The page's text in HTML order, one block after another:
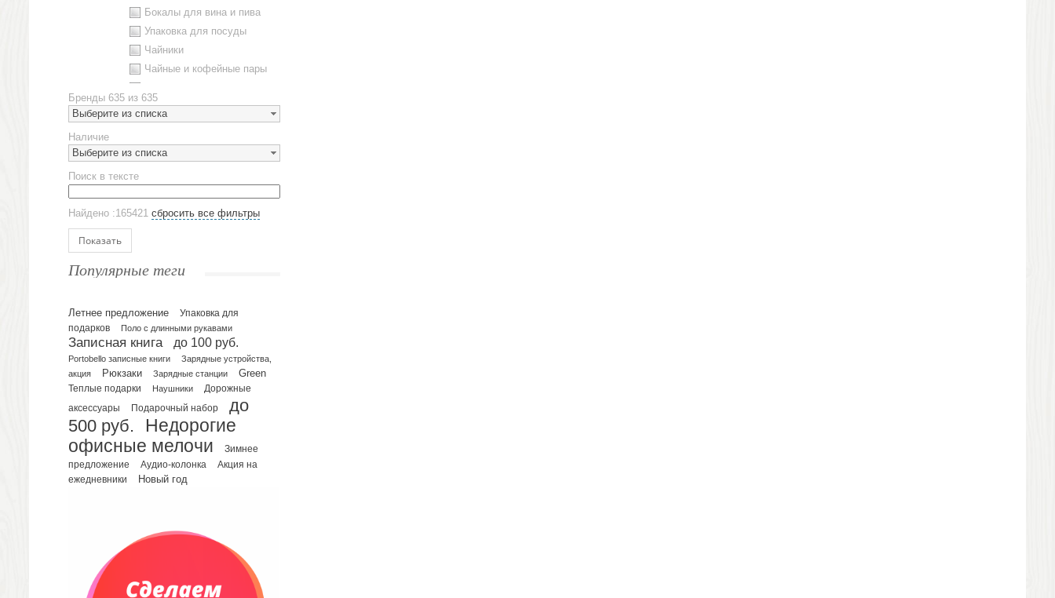
Бокалы для вина и пива
Упаковка для посуды
Чайники
Чайные и кофейные пары
Наборы посуды
Предметы сервировки
Стаканы
Эко кружки
ЕВРОПОСУДА
Аксессуары
Ежедневники и блокноты
Датированные ежедневники
Планинги и телефонные книжки
Планинги датированные
Планинги недатированные
Телефонные книжки
Еженедельники
Органайзер на ежедневник
Сумки и Рюкзаки
Сумки для планшетов и ноутбуков
Рюкзаки
Конференц-сумки
Несессеры и косметички
Бренды 635 из 635
Выберите из списка
Наличие
Выберите из списка
Поиск в тексте
Найдено :165421 сбросить все фильтры
Показать
Популярные теги
Летнее предложение
Упаковка для
подарков
Поло с длинными рукавами
Записная книга до 100 руб.
Portobello записные книги
Зарядные устройства,
акция
Рюкзаки Зарядные станции Green
Теплые подарки Наушники Дорожные
аксессуары Подарочный набор
до
500 руб.
Недорогие
офисные мелочи
Зимнее
предложение
Аудио-колонка
Акция на
ежедневники
Новый год